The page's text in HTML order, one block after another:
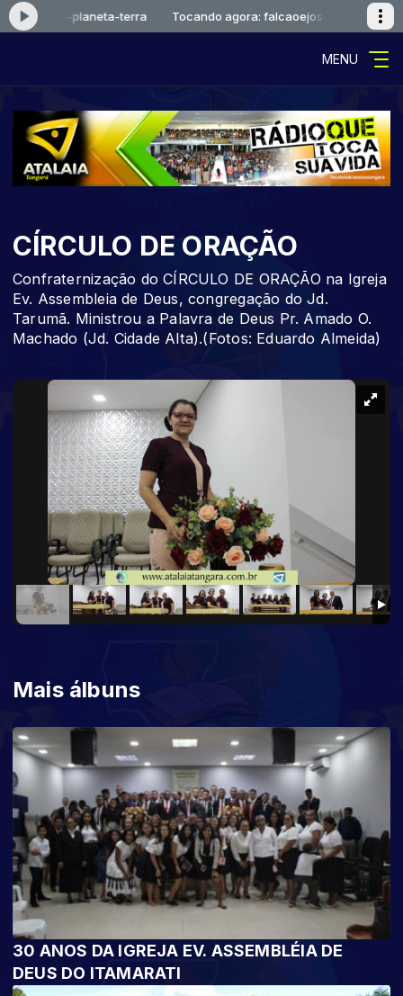
planeta-terra Tocando agora: falcaoejosue-planeta-terra
MENU
CÍRCULO DE ORAÇÃO
Confraternização do CÍRCULO DE ORAÇÃO na Igreja
Ev. Assembleia de Deus, congregação do Jd.
Tarumã. Ministrou a Palavra de Deus Pr. Amado O.
Machado (Jd. Cidade Alta).(Fotos: Eduardo Almeida)
Mais álbuns
30 ANOS DA IGREJA EV. ASSEMBLÉIA DE
DEUS DO ITAMARATI